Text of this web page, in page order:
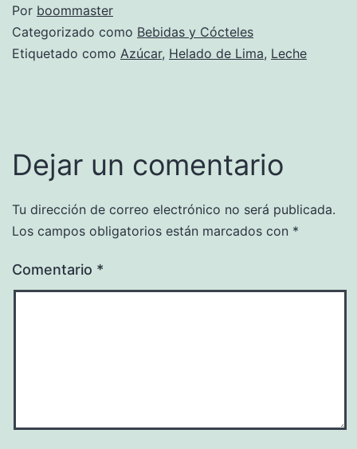
Por boommaster
Categorizado como Bebidas y Cócteles
Etiquetado como Azúcar, Helado de Lima, Leche
Dejar un comentario
Tu dirección de correo electrónico no será publicada.
Los campos obligatorios están marcados con *
Comentario *